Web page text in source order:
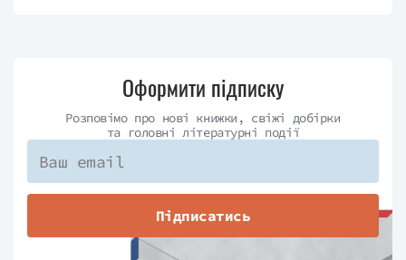
Оформити підписку
Розповімо про нові книжки, свіжі добірки
та головні літературні події
Підписатись